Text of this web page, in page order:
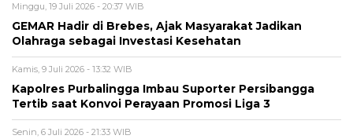
Minggu, 19 Juli 2026 - 20:37 WIB
GEMAR Hadir di Brebes, Ajak Masyarakat Jadikan
Olahraga sebagai Investasi Kesehatan
Kamis, 9 Juli 2026 - 13:32 WIB
Kapolres Purbalingga Imbau Suporter Persibangga
Tertib saat Konvoi Perayaan Promosi Liga 3
Senin, 6 Juli 2026 - 21:33 WIB